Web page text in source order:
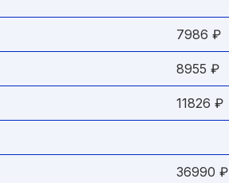
7986 ₽
8955 ₽
11826 ₽
36990 ₽